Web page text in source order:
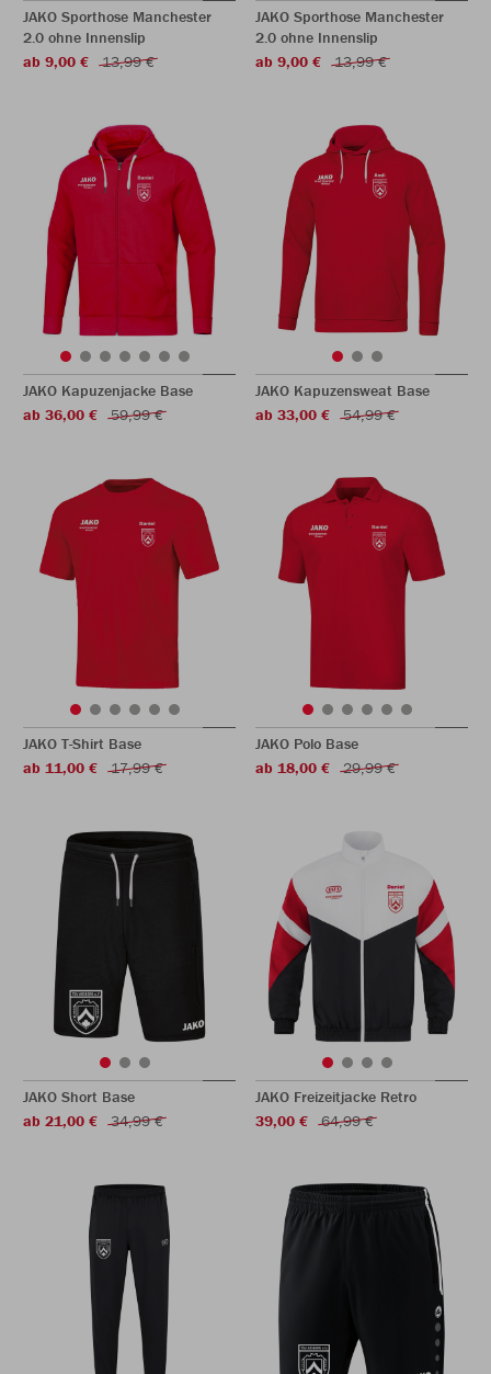
JAKO Sporthose Manchester
2.0 ohne Innenslip
ab 9,00 €
13,99 €
JAKO Sporthose Manchester
2.0 ohne Innenslip
ab 9,00 €
13,99 €
JAKO Kapuzenjacke Base
ab 36,00 €
59,99 €
JAKO Kapuzensweat Base
ab 33,00 €
54,99 €
JAKO T-Shirt Base
ab 11,00 €
17,99 €
JAKO Polo Base
ab 18,00 €
29,99 €
JAKO Short Base
ab 21,00 €
34,99 €
JAKO Freizeitjacke Retro
39,00 €
64,99 €